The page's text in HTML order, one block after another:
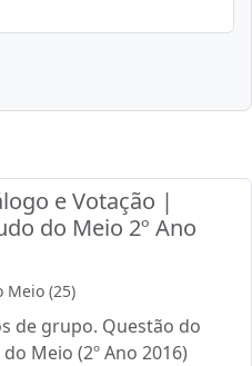
e Votação |
do Meio 2º Ano
Meio (25)
de grupo. Questão do
Meio (2º Ano 2016)